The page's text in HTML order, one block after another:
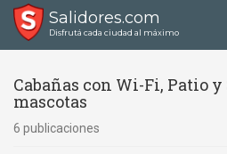
Salidores.com
Disfrutá cada ciudad al máximo
Cabañas con Wi-Fi, Patio y
mascotas
6 publicaciones